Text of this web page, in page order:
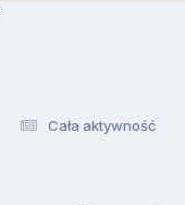
Cała aktywność